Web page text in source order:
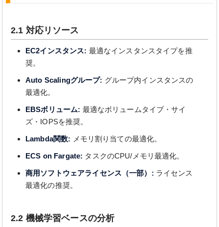
2.1 対応リソース
EC2インスタンス: 最適なインスタンスタイプを推
奨。
Auto Scalingグループ: グループ内インスタンスの
最適化。
EBSボリューム: 最適なボリュームタイプ・サイ
ズ・IOPSを推奨。
Lambda関数: メモリ割り当ての最適化。
ECS on Fargate: タスクのCPU/メモリ最適化。
商用ソフトウェアライセンス（一部）: ライセンス
最適化の推奨。
2.2 機械学習ベースの分析